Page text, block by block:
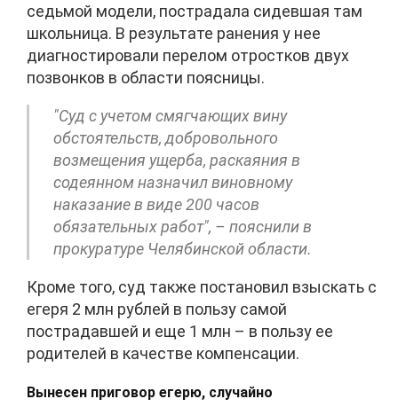
седьмой модели, пострадала сидевшая там
школьница. В результате ранения у нее
диагностировали перелом отростков двух
позвонков в области поясницы.
"Суд с учетом смягчающих вину
обстоятельств, добровольного
возмещения ущерба, раскаяния в
содеянном назначил виновному
наказание в виде 200 часов
обязательных работ", – пояснили в
прокуратуре Челябинской области.
Кроме того, суд также постановил взыскать с
егеря 2 млн рублей в пользу самой
пострадавшей и еще 1 млн – в пользу ее
родителей в качестве компенсации.
Вынесен приговор егерю, случайно